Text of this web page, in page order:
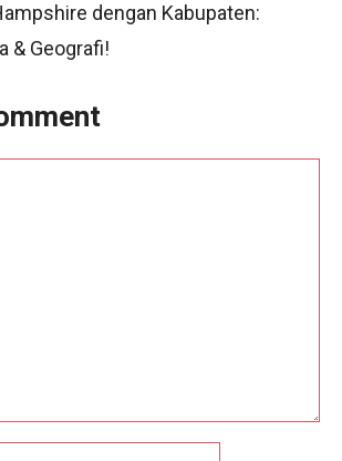
dengan Kabupaten:
& Geografi!